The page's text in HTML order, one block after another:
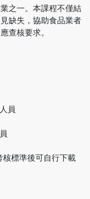
之一。本課程不僅結
缺失，協助食品業者
查核要求。
員
標準後可自行下載